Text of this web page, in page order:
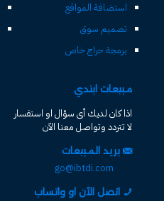
استضافة المواقع
تصميم سوق
برمجة حراج خاص
مبيعات ابتدي
اذا كان لديك أى سؤال او استفسار
لا تتردد وتواصل معنا الآن
بريد المبيعات
go@ibtdi.com
اتصل الآن او واتساب